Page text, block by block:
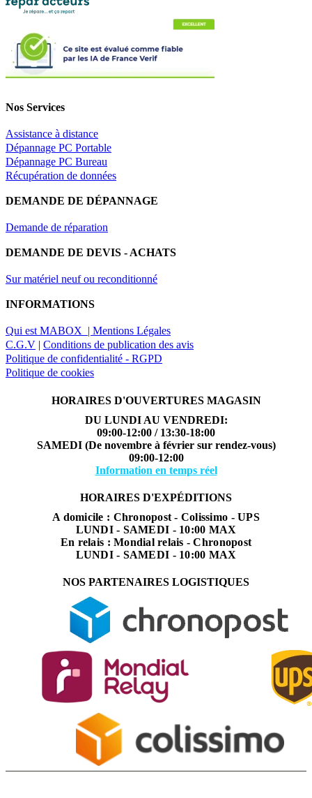
Nos Services
Assistance à distance
Dépannage PC Portable
Dépannage PC Bureau
Récupération de données
DEMANDE DE DÉPANNAGE
Demande de réparation
DEMANDE DE DEVIS - ACHATS
Sur matériel neuf ou reconditionné
INFORMATIONS
Qui est MABOX | Mentions Légales
C.G.V | Conditions de publication des avis
Politique de confidentialité - RGPD
Politique de cookies
HORAIRES D'OUVERTURES MAGASIN
DU LUNDI AU VENDREDI:
09:00-12:00 / 13:30-18:00
SAMEDI (De novembre à février sur rendez-vous)
09:00-12:00
Information en temps réel
HORAIRES D'EXPÉDITIONS
A domicile : Chronopost - Colissimo - UPS
LUNDI - SAMEDI - 10:00 MAX
En relais : Mondial relais - Chronopost
LUNDI - SAMEDI - 10:00 MAX
NOS PARTENAIRES LOGISTIQUES